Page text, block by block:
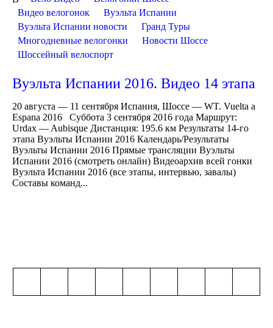
Видео велогонок
Вуэльта Испании
Вуэльта Испании новости
Гранд Туры
Многодневные велогонки
Новости Шоссе
Шоссейный велоспорт
Вуэльта Испании 2016. Видео 14 этапа
20 августа — 11 сентября Испания, Шоссе — WT. Vuelta a
Espana 2016 Суббота 3 сентября 2016 года Маршрут:
Urdax — Aubisque Дистанция: 195.6 км Результаты 14-го
этапа Вуэльты Испании 2016 Календарь/Результаты
Вуэльты Испании 2016 Прямые трансляции Вуэльты
Испании 2016 (смотреть онлайн) Видеоархив всей гонки
Вуэльта Испании 2016 (все этапы, интервью, завалы)
Составы команд...